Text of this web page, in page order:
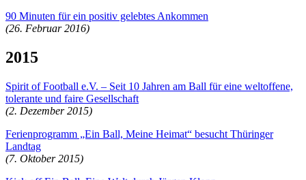
90 Minuten für ein positiv gelebtes Ankommen
(26. Februar 2016)
2015
Spirit of Football e.V. – Seit 10 Jahren am Ball für eine weltoffene,
tolerante und faire Gesellschaft
(2. Dezember 2015)
Ferienprogramm „Ein Ball, Meine Heimat“ besucht Thüringer
Landtag
(7. Oktober 2015)